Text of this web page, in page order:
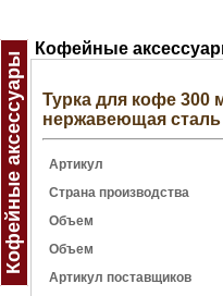
Кофейные аксессуары
Кофейные
Турка для кофе 300
нержавеющая сталь
Артикул
Страна производства
Объем
Объем
Артикул поставщиков